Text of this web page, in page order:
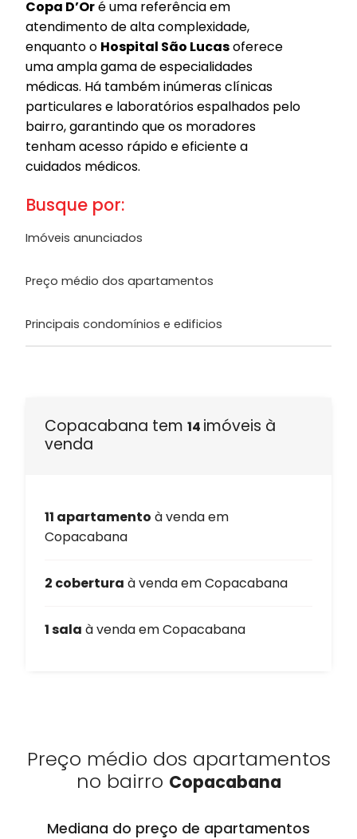
Copa D’Oré uma referência em
atendimento de alta complexidade,
enquanto o Hospital São Lucasoferece
uma ampla gama de especialidades
médicas. Há também inúmeras clínicas
particulares e laboratórios espalhados pelo
bairro, garantindo que os moradores
tenham acesso rápido e eficiente a
cuidados médicos.
Busque por:
Imóveis anunciados
Preço médio dos apartamentos
Principais condomínios e edificios
Copacabana tem 14 imóveis à
venda
11 apartamento à venda em
Copacabana
2 cobertura à venda em Copacabana
1 sala à venda em Copacabana
Preço médio dos apartamentos
no bairro Copacabana
Mediana do preço de apartamentos